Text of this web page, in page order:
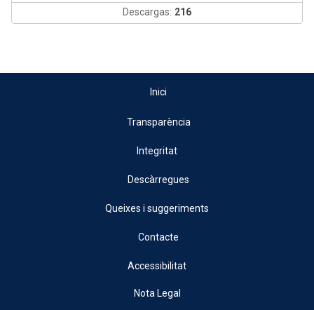
Descargas: 216
Inici
Transparència
Integritat
Descàrregues
Queixes i suggeriments
Contacte
Accessibilitat
Nota Legal